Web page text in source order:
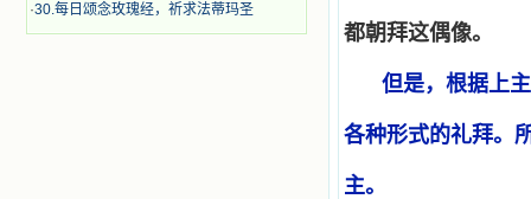
·30.每日颂念玫瑰经，祈求法蒂玛圣
都朝拜这偶像。
但是，根据上
各种形式的礼拜。
主。